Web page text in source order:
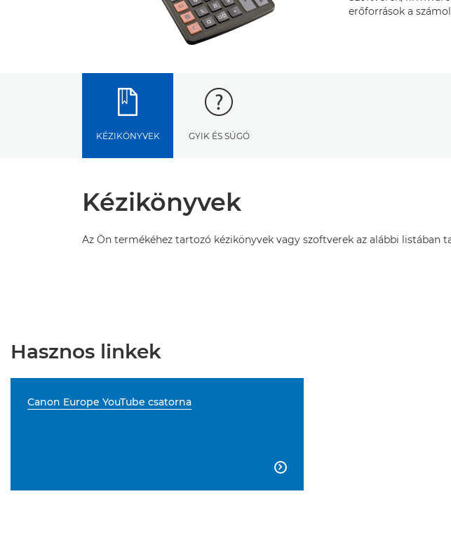
erőforrások a
KÉZIKÖNYVEK GYIK ÉS SÚGÓ
Kézikönyvek
Az Ön termékéhez tartozó kézikönyvek vagy szoftverek az alábbi listában
Hasznos linkek
Canon Europe YouTube csatorna
